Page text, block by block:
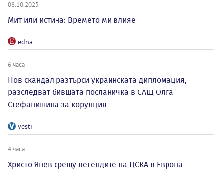
08.10.2025
Мит или истина: Времето ми влияе
edna
6 часа
Нов скандал разтърси украинската дипломация,
разследват бившата посланичка в САЩ Олга
Стефанишина за корупция
vesti
4 часа
Христо Янев срещу легендите на ЦСКА в Европа